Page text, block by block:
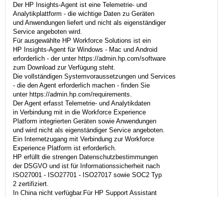
Der HP Insights-Agent ist eine Telemetrie- und
Analytikplattform - die wichtige Daten zu Geräten
und Anwendungen liefert und nicht als eigenständiger
Service angeboten wird.
Für ausgewählte HP Workforce Solutions ist ein
HP Insights-Agent für Windows - Mac und Android
erforderlich - der unter https://admin.hp.com/software
zum Download zur Verfügung steht.
Die vollständigen Systemvoraussetzungen und Services
- die den Agent erforderlich machen - finden Sie
unter https://admin.hp.com/requirements.
Der Agent erfasst Telemetrie- und Analytikdaten
in Verbindung mit in die Workforce Experience
Platform integrierten Geräten sowie Anwendungen
und wird nicht als eigenständiger Service angeboten.
Ein Internetzugang mit Verbindung zur Workforce
Experience Platform ist erforderlich.
HP erfüllt die strengen Datenschutzbestimmungen
der DSGVO und ist für Informationssicherheit nach
ISO27001 - ISO27701 - ISO27017 sowie SOC2 Typ
2 zertifiziert.
In China nicht verfügbar.Für HP Support Assistant